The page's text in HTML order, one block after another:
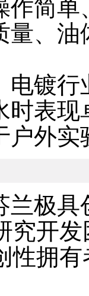
简单
、油
镀行
污
外实
极具
究开
性拥